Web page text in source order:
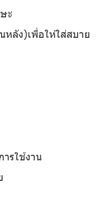
ะ
หลัง)เพื่อให้ใส่สบาย
รใช้งาน